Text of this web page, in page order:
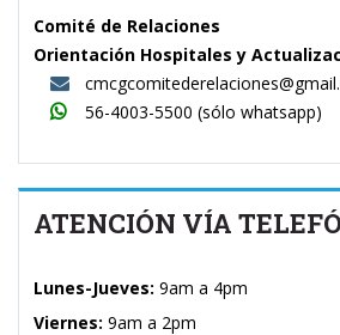
Comité de Relaciones
Orientación Hospitales y
56-4003-5500 (sólo whatsapp)
ATENCIÓN VÍA
Lunes-Jueves: 9am a 4pm
Viernes: 9am a 2pm